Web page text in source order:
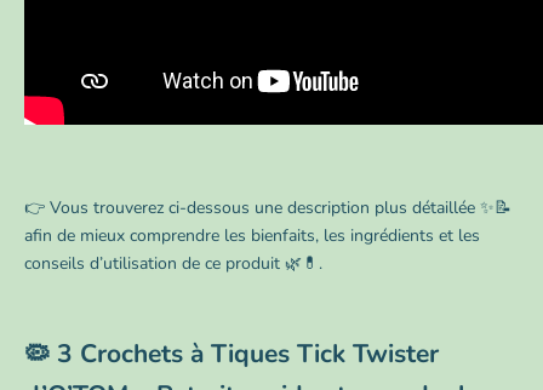
👉 Vous trouverez ci-dessous une description plus détaillée ✨📝
afin de mieux comprendre les bienfaits, les ingrédients et les
conseils d’utilisation de ce produit 🌿💊.
🦠 3 Crochets à Tiques Tick Twister